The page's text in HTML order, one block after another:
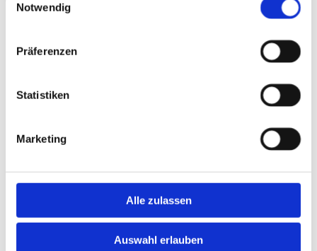
Notwendig
Präferenzen
Statistiken
Marketing
Alle zulassen
Auswahl erlauben
Gegründet 1932 von Wilhelm Schütze, versorgt die Firma
weitergeführt, hat mittlerweile Carsten Buhr das
Unternehmen in der 3. Generation übernommen und hält
sowohl Ausstattung als auch Personal auf dem neuesten